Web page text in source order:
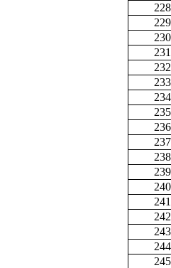
228
229
230
231
232
233
234
235
236
237
238
239
240
241
242
243
244
245